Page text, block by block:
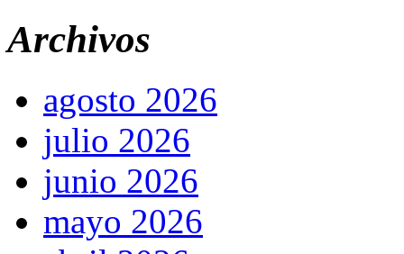
Archivos
agosto 2026
julio 2026
junio 2026
mayo 2026